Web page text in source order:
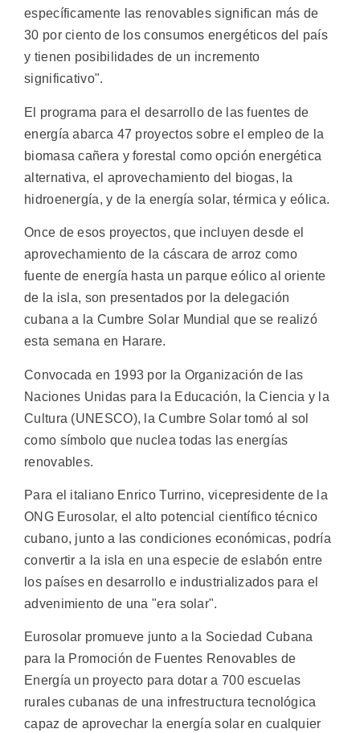
específicamente las renovables significan más de
30 por ciento de los consumos energéticos del país
y tienen posibilidades de un incremento
significativo".
El programa para el desarrollo de las fuentes de
energía abarca 47 proyectos sobre el empleo de la
biomasa cañera y forestal como opción energética
alternativa, el aprovechamiento del biogas, la
hidroenergía, y de la energía solar, térmica y eólica.
Once de esos proyectos, que incluyen desde el
aprovechamiento de la cáscara de arroz como
fuente de energía hasta un parque eólico al oriente
de la isla, son presentados por la delegación
cubana a la Cumbre Solar Mundial que se realizó
esta semana en Harare.
Convocada en 1993 por la Organización de las
Naciones Unidas para la Educación, la Ciencia y la
Cultura (UNESCO), la Cumbre Solar tomó al sol
como símbolo que nuclea todas las energías
renovables.
Para el italiano Enrico Turrino, vicepresidente de la
ONG Eurosolar, el alto potencial científico técnico
cubano, junto a las condiciones económicas, podría
convertir a la isla en una especie de eslabón entre
los países en desarrollo e industrializados para el
advenimiento de una "era solar".
Eurosolar promueve junto a la Sociedad Cubana
para la Promoción de Fuentes Renovables de
Energía un proyecto para dotar a 700 escuelas
rurales cubanas de una infrestructura tecnológica
capaz de aprovechar la energía solar en cualquier